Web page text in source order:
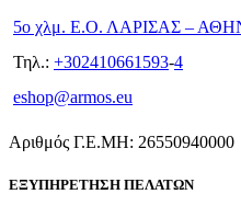
5ο χλμ. Ε.Ο. ΛΑΡΙΣΑΣ –
Τηλ.: +302410661593-4
eshop@armos.eu
Αριθμός Γ.Ε.ΜΗ: 26550940000
ΕΞΥΠΗΡΕΤΗΣΗ ΠΕΛΑΤΩΝ